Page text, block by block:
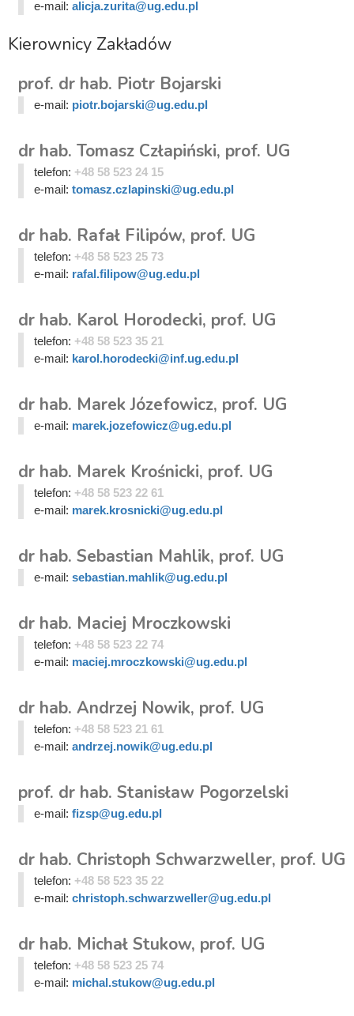
e-mail: alicja.zurita@ug.edu.pl
Kierownicy Zakładów
prof. dr hab. Piotr Bojarski
e-mail: piotr.bojarski@ug.edu.pl
dr hab. Tomasz Człapiński, prof. UG
telefon: +48 58 523 24 15
e-mail: tomasz.czlapinski@ug.edu.pl
dr hab. Rafał Filipów, prof. UG
telefon: +48 58 523 25 73
e-mail: rafal.filipow@ug.edu.pl
dr hab. Karol Horodecki, prof. UG
telefon: +48 58 523 35 21
e-mail: karol.horodecki@inf.ug.edu.pl
dr hab. Marek Józefowicz, prof. UG
e-mail: marek.jozefowicz@ug.edu.pl
dr hab. Marek Krośnicki, prof. UG
telefon: +48 58 523 22 61
e-mail: marek.krosnicki@ug.edu.pl
dr hab. Sebastian Mahlik, prof. UG
e-mail: sebastian.mahlik@ug.edu.pl
dr hab. Maciej Mroczkowski
telefon: +48 58 523 22 74
e-mail: maciej.mroczkowski@ug.edu.pl
dr hab. Andrzej Nowik, prof. UG
telefon: +48 58 523 21 61
e-mail: andrzej.nowik@ug.edu.pl
prof. dr hab. Stanisław Pogorzelski
e-mail: fizsp@ug.edu.pl
dr hab. Christoph Schwarzweller, prof. UG
telefon: +48 58 523 35 22
e-mail: christoph.schwarzweller@ug.edu.pl
dr hab. Michał Stukow, prof. UG
telefon: +48 58 523 25 74
e-mail: michal.stukow@ug.edu.pl